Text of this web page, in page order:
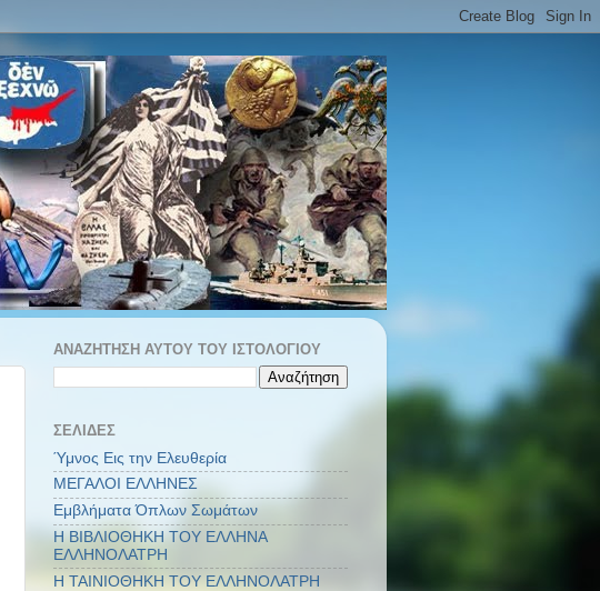
ΑΝΑΖΉΤΗΣΗ ΑΥΤΟΎ ΤΟΥ ΙΣΤΟΛΟΓΊΟΥ
ΣΕΛΊΔΕΣ
Ύμνος Εις την Ελευθερία
ΜΕΓΑΛΟΙ ΕΛΛΗΝΕΣ
Εμβλήματα Όπλων Σωμάτων
Η ΒΙΒΛΙΟΘΗΚΗ ΤΟΥ ΕΛΛΗΝΑ
ΕΛΛΗΝΟΛΑΤΡΗ
Η ΤΑΙΝΙΟΘΗΚΗ ΤΟΥ ΕΛΛΗΝΟΛΑΤΡΗ